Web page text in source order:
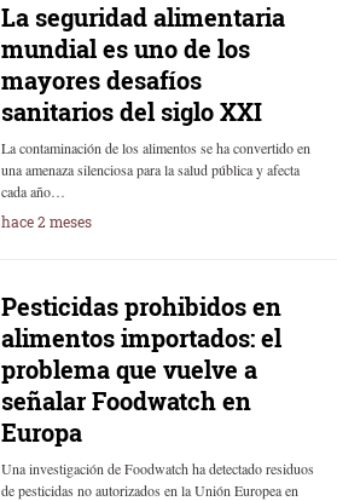
La seguridad alimentaria
mundial es uno de los
mayores desafíos
sanitarios del siglo XXI
La contaminación de los alimentos se ha convertido en
una amenaza silenciosa para la salud pública y afecta
cada año…
hace 2 meses
Pesticidas prohibidos en
alimentos importados: el
problema que vuelve a
señalar Foodwatch en
Europa
Una investigación de Foodwatch ha detectado residuos
de pesticidas no autorizados en la Unión Europea en